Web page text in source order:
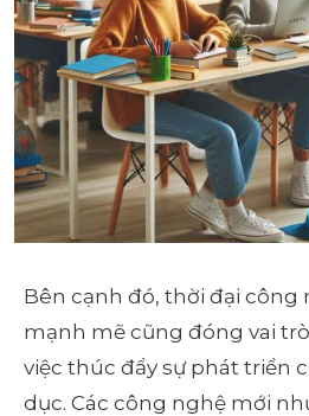
Bên cạnh đó, thời đại công
mạnh mẽ cũng đóng vai
việc thúc đẩy sự phát triển
dục. Các công nghệ mới